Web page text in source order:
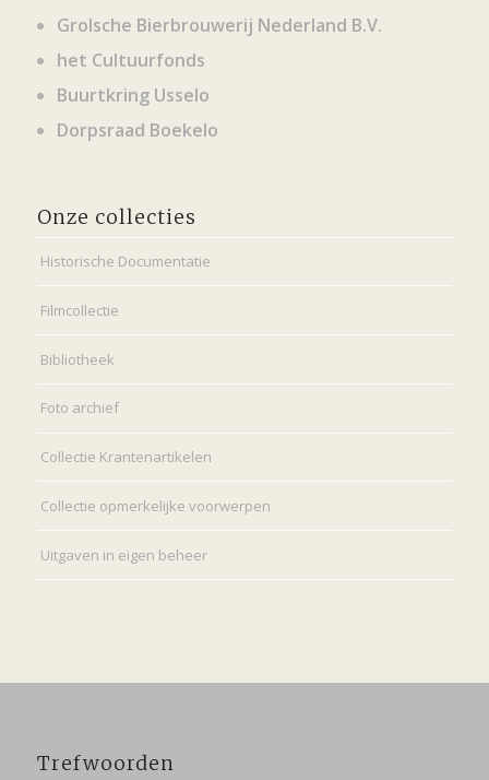
Grolsche Bierbrouwerij Nederland B.V.
het Cultuurfonds
Buurtkring Usselo
Dorpsraad Boekelo
Onze collecties
Historische Documentatie
Filmcollectie
Bibliotheek
Foto archief
Collectie Krantenartikelen
Collectie opmerkelijke voorwerpen
Uitgaven in eigen beheer
Trefwoorden